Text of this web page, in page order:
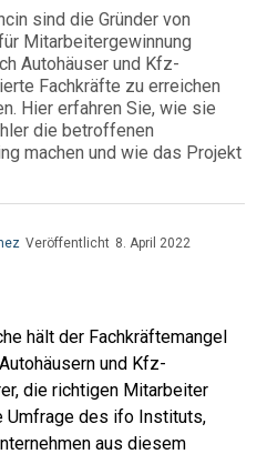
sind die Gründer von
Mitarbeitergewinnung
Autohäuser und Kfz-
Fachkräfte zu erreichen
Hier erfahren Sie, wie sie
die betroffenen
machen und wie das Projekt
Veröffentlicht 8. April 2022
hält der Fachkräftemangel
und Kfz-
die richtigen Mitarbeiter
Umfrage des ifo Instituts,
aus diesem